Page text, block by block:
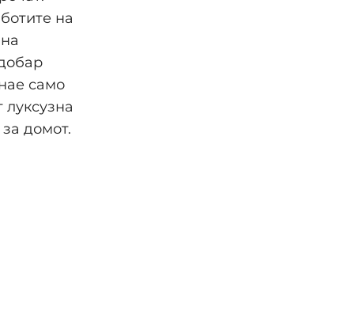
на
само
домот.